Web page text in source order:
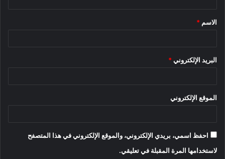
*
الاسم *
البريد الإلكتروني *
الموقع الإلكتروني
احفظ اسمي، بريدي الإلكتروني، والموقع الإلكتروني في هذا المتصفح
لاستخدامها المرة المقبلة في تعليقي.